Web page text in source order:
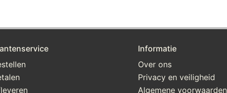
Informatie
Over ons
Privacy en veiligheid
Algemene voorwaarden